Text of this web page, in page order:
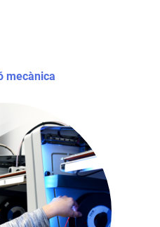
mecànica